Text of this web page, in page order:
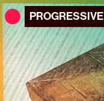
PROGRESSIVE